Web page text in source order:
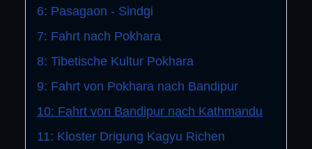
6: Pasagaon - Sindgi
7: Fahrt nach Pokhara
8: Tibetische Kultur Pokhara
9: Fahrt von Pokhara nach Bandipur
10: Fahrt von Bandipur nach Kathmandu
11: Kloster Drigung Kagyu Richen